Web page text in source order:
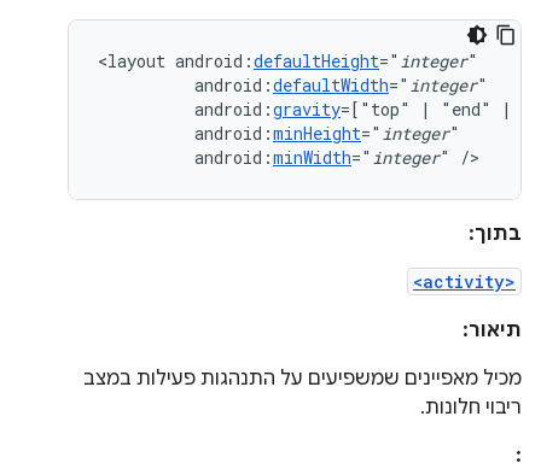
<layout android:defaultHeight=" integer
android:defaultWidth=" integer
android:gravity=["top" | "end"
|
android:minHeight=" integer
android:minWidth=" integer" />
בתוך:
<activity>
תיאור:
מכיל מאפיינים שמשפיעים על התנהגות פעילות במצב
ריבוי חלונות.
: